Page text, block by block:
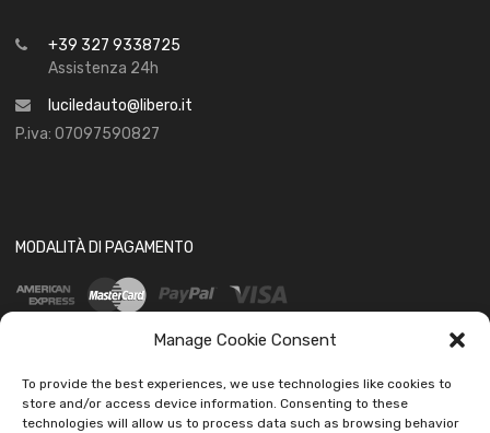
Manage Cookie Consent
To provide the best experiences, we use technologies like cookies to
store and/or access device information. Consenting to these
technologies will allow us to process data such as browsing behavior
+39 327 9338725
Assistenza 24h
luciledauto@libero.it
P.iva: 07097590827
MODALITÀ DI PAGAMENTO